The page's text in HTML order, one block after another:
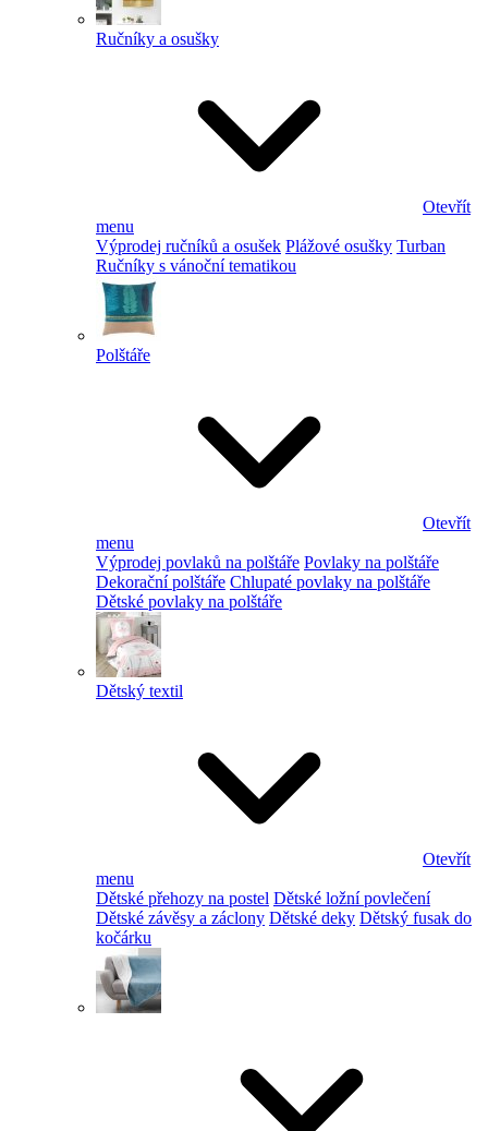
Ručníky a osušky
Otevřít
menu
Výprodej ručníků a osušek Plážové osušky Turban
Ručníky s vánoční tematikou
Polštáře
Otevřít
menu
Výprodej povlaků na polštáře Povlaky na polštáře
Dekorační polštáře Chlupaté povlaky na polštáře
Dětské povlaky na polštáře
Dětský textil
Otevřít
menu
Dětské přehozy na postel Dětské ložní povlečení
Dětské závěsy a záclony Dětské deky Dětský fusak do
kočárku